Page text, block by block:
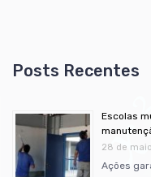
Escolas
28 de
Ações